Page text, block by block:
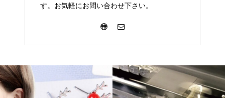
す。お気軽にお問い合わせ下さい。